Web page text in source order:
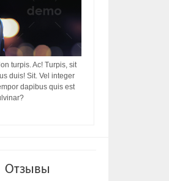
turpis. Ac! Turpis, sit
duis! Sit. Vel integer
dapibus quis est
Отзывы